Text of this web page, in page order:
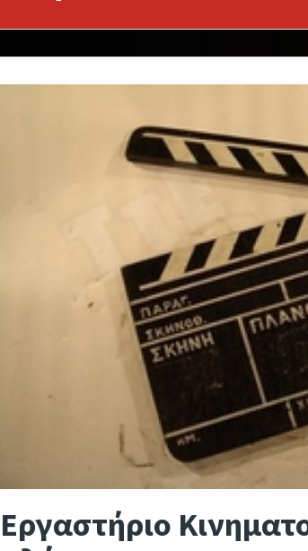
Εργαστήριο